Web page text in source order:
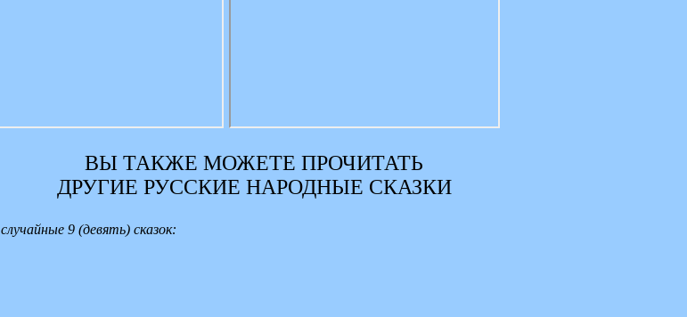
ВЫ ТАКЖЕ МОЖЕТЕ ПРОЧИТАТЬ
ДРУГИЕ РУССКИЕ НАРОДНЫЕ СКАЗКИ
случайные 9 (девять) сказок: